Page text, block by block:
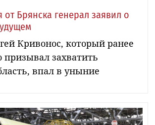
от Брянска генерал заявил о
Кривонос, который ранее
захватить
впал в уныние